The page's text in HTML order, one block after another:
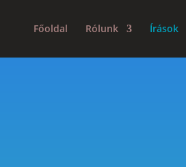
Főoldal Rólunk Írások